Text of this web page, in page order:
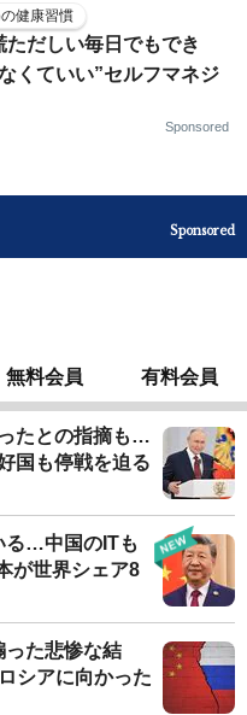
健康習慣
だしい毎日でもでき
くていい”セルフマネジ
Sponsored
Sponsored
無料会員 有料会員
たとの指摘も…
国も停戦を迫る
る…中国のITも
が世界シェア8
った悲惨な結
シアに向かった